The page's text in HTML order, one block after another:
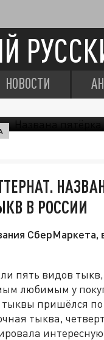
НОВОСТИ
В РОССИИ
СберМаркета,
пять видов
любимым у
тыквы пришёлся
тыква,